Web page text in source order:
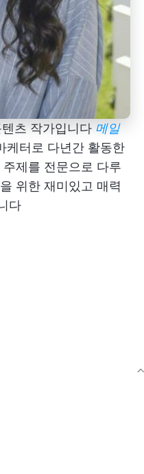
츠 작가입니다 메일
케터로 다년간 활동한
제를 전문으로 다루
위한 재미있고 매력
다